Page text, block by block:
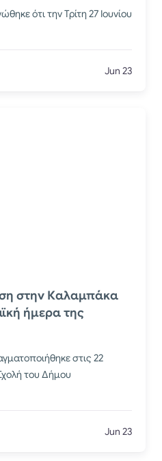
ότι την Τρίτη 27 Ιουνίου
Jun 23
στην Καλαμπάκα
ήμερα της
στις 22
του Δήμου
Jun 23